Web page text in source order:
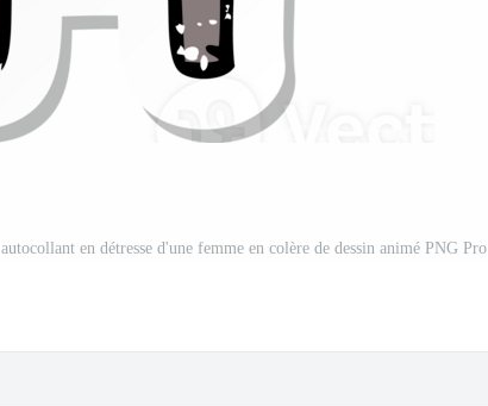
autocollant en détresse d'une femme en colère de dessin animé PNG Pro